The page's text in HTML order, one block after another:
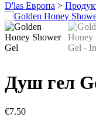
D'las Европа >
Душ гел
€7.50